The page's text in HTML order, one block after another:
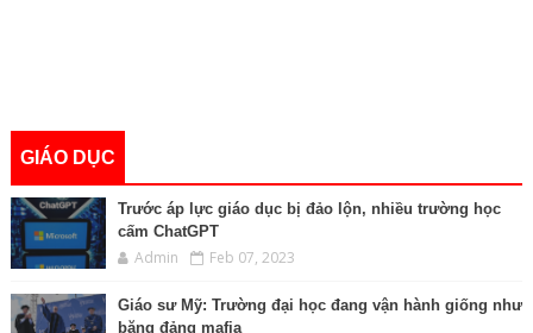
GIÁO DỤC
Trước áp lực giáo dục bị đảo lộn, nhiều trường học
cấm ChatGPT
Admin Feb 07, 2023
Giáo sư Mỹ: Trường đại học đang vận hành giống như
băng đảng mafia